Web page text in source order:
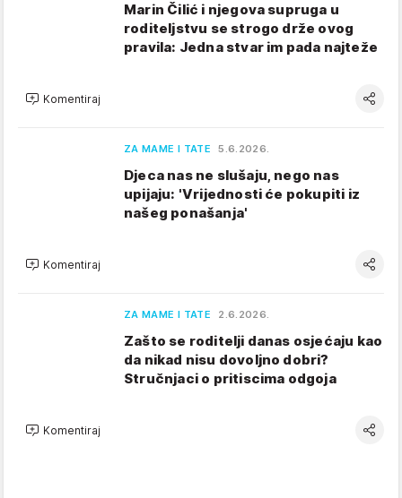
Marin Čilić i njegova supruga u
roditeljstvu se strogo drže ovog
pravila: Jedna stvar im pada najteže
Komentiraj
ZA MAME I TATE 5.6.2026.
Djeca nas ne slušaju, nego nas
upijaju: 'Vrijednosti će pokupiti iz
našeg ponašanja'
Komentiraj
ZA MAME I TATE 2.6.2026.
Zašto se roditelji danas osjećaju kao
da nikad nisu dovoljno dobri?
Stručnjaci o pritiscima odgoja
Komentiraj